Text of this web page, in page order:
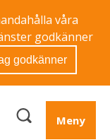
våra
godkänner
godkänner
Meny